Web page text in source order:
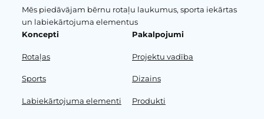
Mēs piedāvājam bērnu rotaļu laukumus, sporta iekārtas
un labiekārtojuma elementus
Koncepti
Rotaļas
Sports
Labiekārtojuma elementi
Pakalpojumi
Projektu vadība
Dizains
Produkti